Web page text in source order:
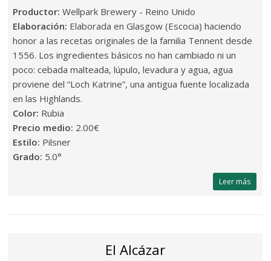
Productor: Wellpark Brewery - Reino Unido
Elaboración: Elaborada en Glasgow (Escocia) haciendo
honor a las recetas originales de la familia Tennent desde
1556. Los ingredientes básicos no han cambiado ni un
poco: cebada malteada, lúpulo, levadura y agua, agua
proviene del “Loch Katrine”, una antigua fuente localizada
en las Highlands.
Color: Rubia
Precio medio: 2.00€
Estilo: Pilsner
Grado: 5.0°
Leer más
El Alcázar